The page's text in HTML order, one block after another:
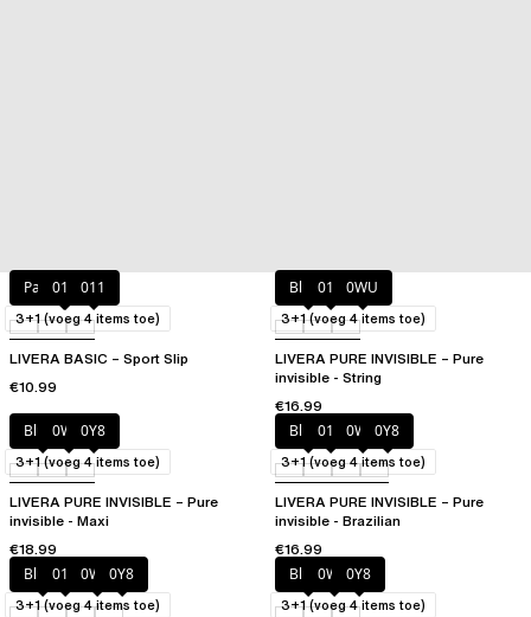
Passion Red
010 011
LIVERA BASIC – Sport Slip
€10.99
3+1 (voeg 4 items toe)
Blush011 0WU
LIVERA PURE INVISIBLE – Pure
invisible - String
€16.99
3+1 (voeg 4 items toe)
Blush0WU0Y8
LIVERA PURE INVISIBLE – Pure
invisible - Maxi
€18.99
3+1 (voeg 4 items toe)
Blush011 0WU0Y8
LIVERA PURE INVISIBLE – Pure
invisible - Brazilian
€16.99
3+1 (voeg 4 items toe)
Blush011 0WU0Y8
3+1 (voeg 4 items toe)
Blush0WU0Y8
3+1 (voeg 4 items toe)